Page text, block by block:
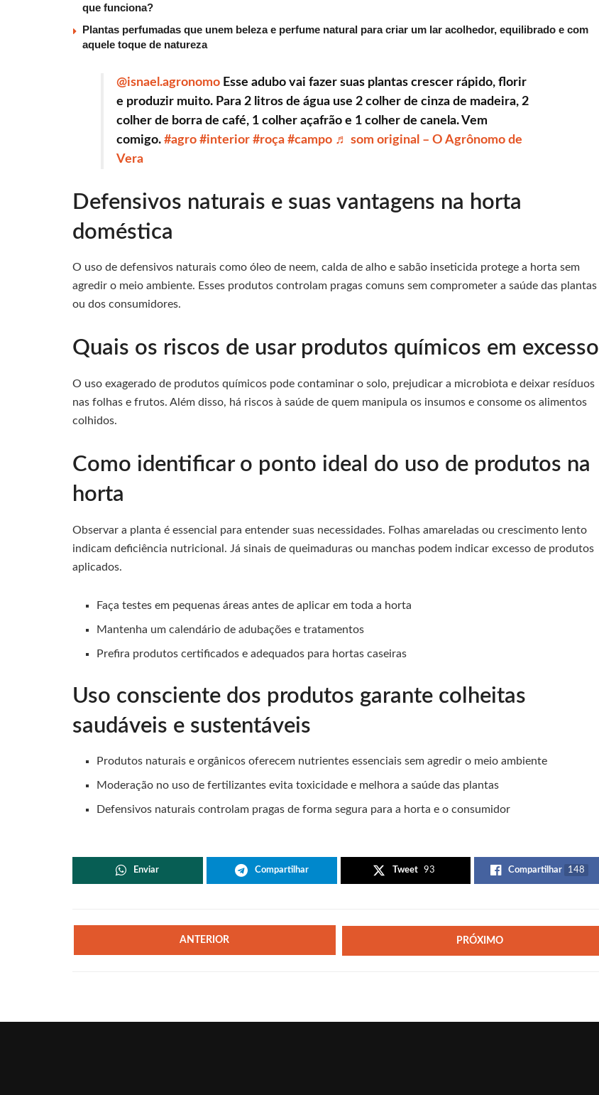
que funciona?
Plantas perfumadas que unem beleza e perfume natural para criar um lar acolhedor, equilibrado e com
aquele toque de natureza
@isnael.agronomo Esse adubo vai fazer suas plantas crescer rápido, florir
e produzir muito. Para 2 litros de água use 2 colher de cinza de madeira, 2
colher de borra de café, 1 colher açafrão e 1 colher de canela. Vem
comigo. #agro #interior #roça #campo ♬ som original – O Agrônomo de
Vera
Defensivos naturais e suas vantagens na horta
doméstica
O uso de defensivos naturais como óleo de neem, calda de alho e sabão inseticida protege a horta sem
agredir o meio ambiente. Esses produtos controlam pragas comuns sem comprometer a saúde das plantas
ou dos consumidores.
Quais os riscos de usar produtos químicos em excesso
O uso exagerado de produtos químicos pode contaminar o solo, prejudicar a microbiota e deixar resíduos
nas folhas e frutos. Além disso, há riscos à saúde de quem manipula os insumos e consome os alimentos
colhidos.
Como identificar o ponto ideal do uso de produtos na
horta
Observar a planta é essencial para entender suas necessidades. Folhas amareladas ou crescimento lento
indicam deficiência nutricional. Já sinais de queimaduras ou manchas podem indicar excesso de produtos
aplicados.
Faça testes em pequenas áreas antes de aplicar em toda a horta
Mantenha um calendário de adubações e tratamentos
Prefira produtos certificados e adequados para hortas caseiras
Uso consciente dos produtos garante colheitas
saudáveis e sustentáveis
Produtos naturais e orgânicos oferecem nutrientes essenciais sem agredir o meio ambiente
Moderação no uso de fertilizantes evita toxicidade e melhora a saúde das plantas
Defensivos naturais controlam pragas de forma segura para a horta e o consumidor
Enviar Compartilhar Tweet 93 Compartilhar 148
ANTERIOR PRÓXIMO